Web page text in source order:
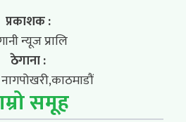
प्रकाशक :
न्यूज प्रालि
ठेगाना :
समूह